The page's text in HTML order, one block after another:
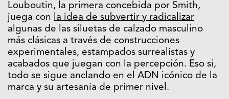
Louboutin, la primera concebida por Smith,
juega con la idea de subvertir y radicalizar
algunas de las siluetas de calzado masculino
más clásicas a través de construcciones
experimentales, estampados surrealistas y
acabados que juegan con la percepción. Eso si,
todo se sigue anclando en el ADN icónico de la
marca y su artesanía de primer nivel.